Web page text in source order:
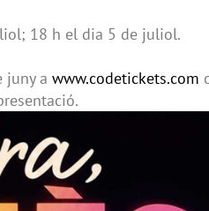
18 h el dia 5 de juliol.
juny a www.codetickets.com